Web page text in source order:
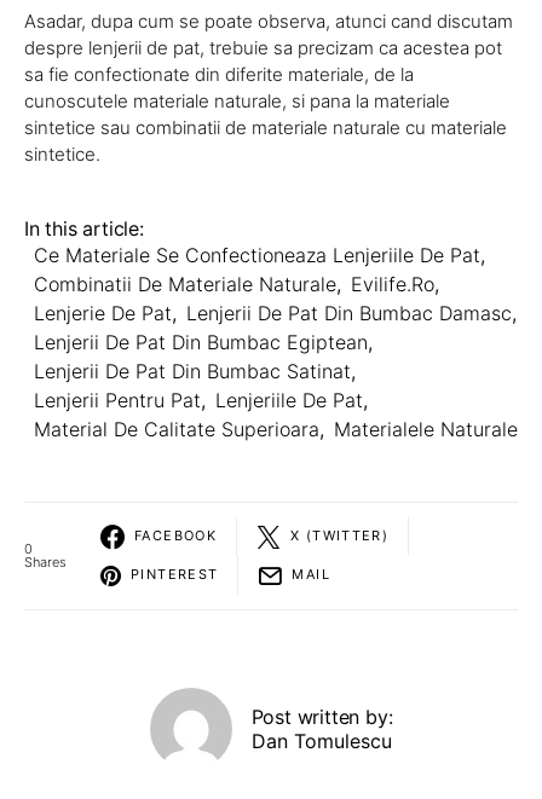
Asadar, dupa cum se poate observa, atunci cand discutam
despre lenjerii de pat, trebuie sa precizam ca acestea pot
sa fie confectionate din diferite materiale, de la
cunoscutele materiale naturale, si pana la materiale
sintetice sau combinatii de materiale naturale cu materiale
sintetice.
In this article:
Ce Materiale Se Confectioneaza Lenjeriile De Pat,
Combinatii De Materiale Naturale, Evilife.ro,
Lenjerie De Pat, Lenjerii De Pat Din Bumbac Damasc,
Lenjerii De Pat Din Bumbac Egiptean,
Lenjerii De Pat Din Bumbac Satinat,
Lenjerii Pentru Pat, Lenjeriile De Pat,
Material De Calitate Superioara, Materialele Naturale
0
Shares
FACEBOOK X (TWITTER)
PINTEREST MAIL
Post written by:
Dan Tomulescu